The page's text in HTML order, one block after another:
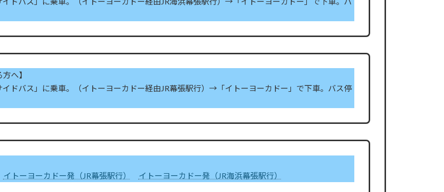
へ】
ドバス」に乗車。（イトーヨーカドー経由JR幕張駅行）→「イトーヨーカドー」で下車。バス停
イトーヨーカドー発（JR幕張駅行） イトーヨーカドー発（JR海浜幕張駅行）